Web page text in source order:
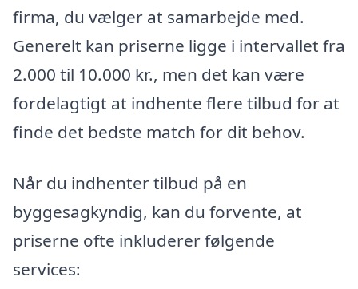
firma, du vælger at samarbejde med.
Generelt kan priserne ligge i intervallet fra
2.000 til 10.000 kr., men det kan være
fordelagtigt at indhente flere tilbud for at
finde det bedste match for dit behov.
Når du indhenter tilbud på en
byggesagkyndig, kan du forvente, at
priserne ofte inkluderer følgende
services: